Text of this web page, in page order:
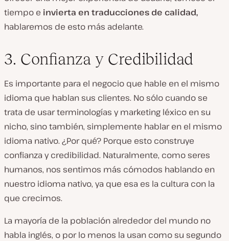
tiempo e invierta en traducciones de calidad,
hablaremos de esto más adelante.
3. Confianza y Credibilidad
Es importante para el negocio que hable en el mismo
idioma que hablan sus clientes. No sólo cuando se
trata de usar terminologías y marketing léxico en su
nicho, sino también, simplemente hablar en el mismo
idioma nativo. ¿Por qué? Porque esto construye
confianza y credibilidad. Naturalmente, como seres
humanos, nos sentimos más cómodos hablando en
nuestro idioma nativo, ya que esa es la cultura con la
que crecimos.
La mayoría de la población alrededor del mundo no
habla inglés, o por lo menos la usan como su segundo